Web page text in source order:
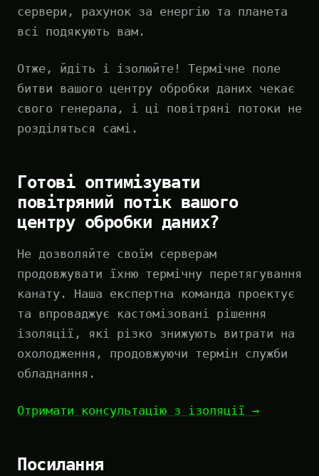
сервери, рахунок за енергію та планета
всі подякують вам.
Отже, йдіть і ізолюйте! Термічне поле
битви вашого центру обробки даних чекає
свого генерала, і ці повітряні потоки не
розділяться самі.
Готові оптимізувати
повітряний потік вашого
центру обробки даних?
Не дозволяйте своїм серверам
продовжувати їхню термічну перетягування
канату. Наша експертна команда проектує
та впроваджує кастомізовані рішення
ізоляції, які різко знижують витрати на
охолодження, продовжуючи термін служби
обладнання.
Отримати консультацію з ізоляції →
Посилання